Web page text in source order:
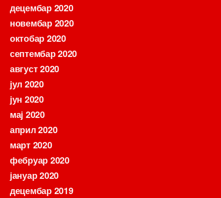
децембар 2020
новембар 2020
октобар 2020
септембар 2020
август 2020
јул 2020
јун 2020
мај 2020
април 2020
март 2020
фебруар 2020
јануар 2020
децембар 2019